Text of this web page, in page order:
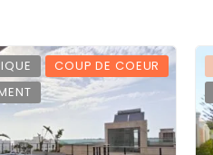
COUP DE COEUR